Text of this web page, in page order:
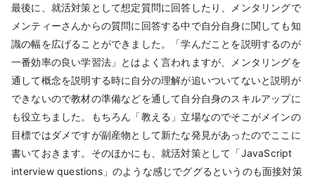
最後に、就活対策として想定質問に回答したり、メンタリングで
メンティーさんからの質問に回答する中で自分自身に関しても知
識の幅を広げることができました。「学んだことを説明するのが
一番効率の良い学習法」とはよく言われますが、メンタリングを
通して概念を説明する時に自分の理解が追いついてないと説明が
できないので教材の準備などを通して自分自身のスキルアップに
も役立ちました。もちろん「教える」立場なのでそこがメインの
目標ではダメですが副産物として新たな発見があったのでここに
書いておきます。そのほかにも、就活対策として「JavaScript
interview questions」のような感じでググるというのも面接対策